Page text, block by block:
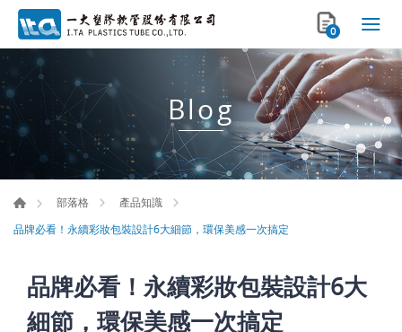
0
Blog
部落格
產品知識
品牌必看！永續彩妝包裝設計6大細節，環保美感一次搞定
品牌必看！永續彩妝包裝設計6大
細節，環保美感一次搞定